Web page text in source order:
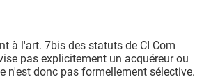
à l'art. 7bis des statuts de CI Com
pas explicitement un acquéreur ou
n'est donc pas formellement sélective.